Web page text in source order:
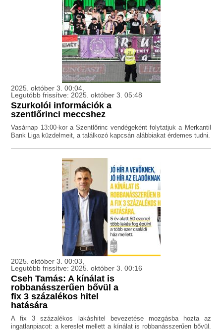
2025. október 3. 00:04,
Legutóbb frissítve: 2025. október 3. 05:48
Szurkolói információk a
szentlőrinci meccshez
Vasárnap 13:00-kor a Szentlőrinc vendégeként folytatjuk a Merkantil
Bank Liga küzdelmeit, a találkozó kapcsán alábbiakat érdemes tudni.
2025. október 3. 00:03,
Legutóbb frissítve: 2025. október 3. 00:16
Cseh Tamás: A kínálat is
robbanásszerűen bővül a
fix 3 százalékos hitel
hatására
A fix 3 százalékos lakáshitel bevezetése mozgásba hozta az
ingatlanpiacot: a kereslet mellett a kínálat is robbanásszerűen bővül.